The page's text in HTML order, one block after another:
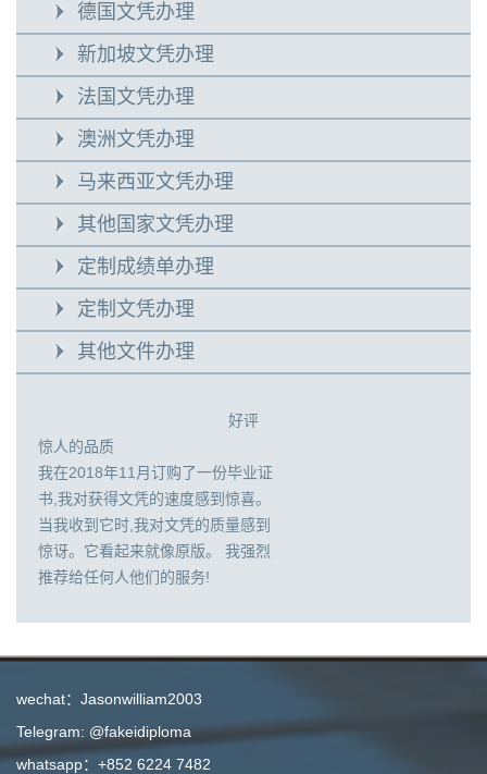
德国文凭办理
新加坡文凭办理
法国文凭办理
澳洲文凭办理
马来西亚文凭办理
其他国家文凭办理
定制成绩单办理
定制文凭办理
其他文件办理
好评
惊人的品质
我在2018年11月订购了一份毕业证
书,我对获得文凭的速度感到惊喜。
当我收到它时,我对文凭的质量感到
惊讶。它看起来就像原版。 我强烈
推荐给任何人他们的服务!
wechat：Jasonwilliam2003
Telegram: @fakeidiploma
whatsapp：+852 6224 7482